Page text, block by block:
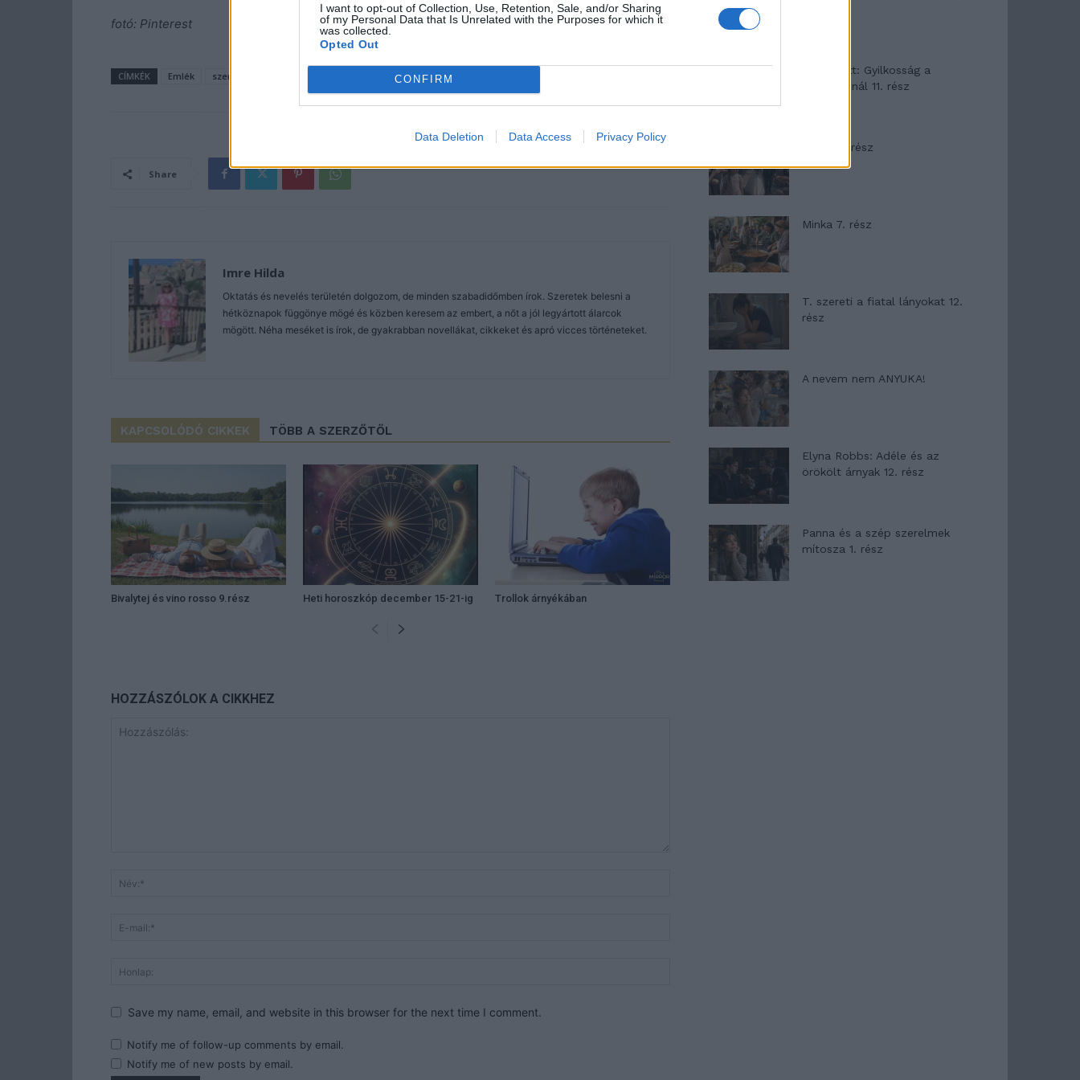
I want to opt-out of Collection, Use, Retention, Sale, and/or Sharing
of my Personal Data that Is Unrelated with the Purposes for which it
was collected.
Opted Out
CONFIRM
Data Deletion Data Access Privacy Policy
fotó: Pinterest
CÍMKÉK Emlék szerelem
Share
Imre Hilda
Oktatás és nevelés területén dolgozom, de minden szabadidőmben írok. Szeretek belesni a
hétköznapok függönye mögé és közben keresem az embert, a nőt a jól legyártott álarcok
mögött. Néha meséket is írok, de gyakrabban novellákat, cikkeket és apró vicces történeteket.
KAPCSOLÓDÓ CIKKEK TÖBB A SZERZŐTŐL
Bivalytej és vino rosso 9.rész Heti horoszkóp december 15-21-ig Trollok árnyékában
HOZZÁSZÓLOK A CIKKHEZ
Save my name, email, and website in this browser for the next time I comment.
Notify me of follow-up comments by email.
Notify me of new posts by email.
T. Barnett: Gyilkosság a
Garda-tónál 11. rész
Minka 8. rész
Minka 7. rész
T. szereti a fiatal lányokat 12.
rész
A nevem nem ANYUKA!
Elyna Robbs: Adéle és az
örökölt árnyak 12. rész
Panna és a szép szerelmek
mítosza 1. rész